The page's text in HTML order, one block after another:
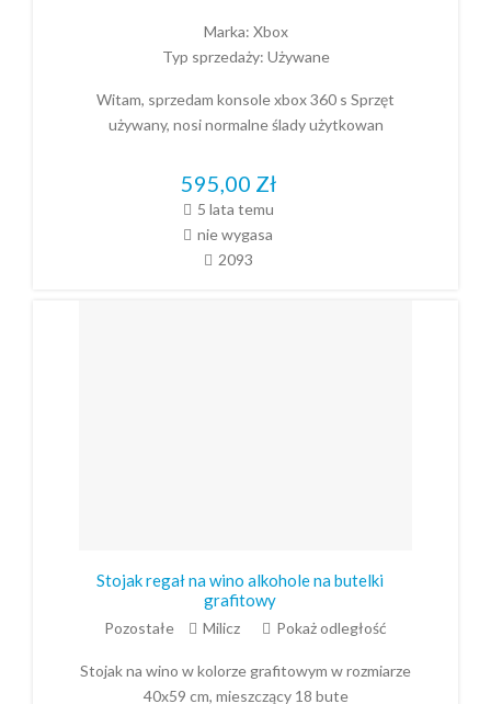
Marka: Xbox
Typ sprzedaży: Używane
Witam, sprzedam konsole xbox 360 s Sprzęt
używany, nosi normalne ślady użytkowan
595,00 Zł
5 lata temu
nie wygasa
2093
Stojak regał na wino alkohole na butelki
grafitowy
Pozostałe Milicz Pokaż odległość
Stojak na wino w kolorze grafitowym w rozmiarze
40x59 cm, mieszczący 18 bute